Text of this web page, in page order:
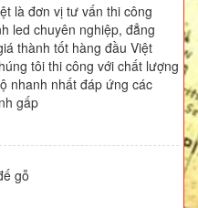
là đơn vị tư vấn thi công
led chuyên nghiệp, đẳng
thành tốt hàng đầu Việt
tôi thi công với chất lượng
nhanh nhất đáp ứng các
gấp
gỗ